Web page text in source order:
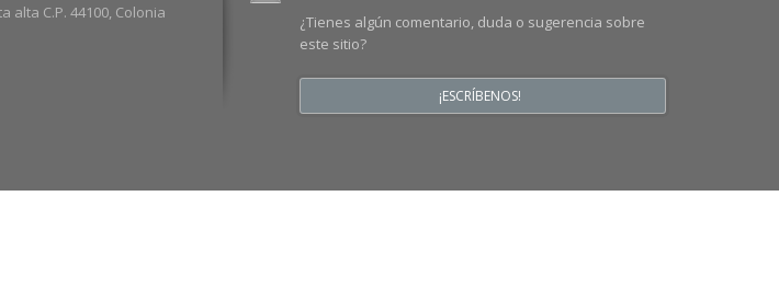
alta C.P. 44100, Colonia
¿Tienes algún comentario, duda o sugerencia sobre
este sitio?
¡ESCRÍBENOS!